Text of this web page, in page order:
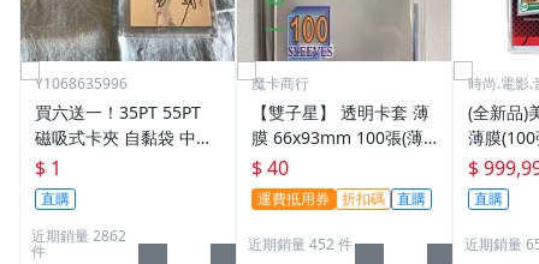
Y1068635996
買六送一！35PT 55PT
磁吸式卡夾 自黏袋 中華
職棒球員卡 遊戲王 寶可
夢PTCG 漫威 ultra pro
可用
$ 1
直購
近期銷量 2862
件
魔卡商行
【雙子星】 透明卡套 薄
膜 66x93mm 100張(薄)
適用 BBM MLB Topps C
PBL 球員卡
$ 40
運費抵用券 折扣碼 直購
近期銷量 452 件
時尚.電影.
(全新品)
薄膜
次到貨
$
直購
近期銷量